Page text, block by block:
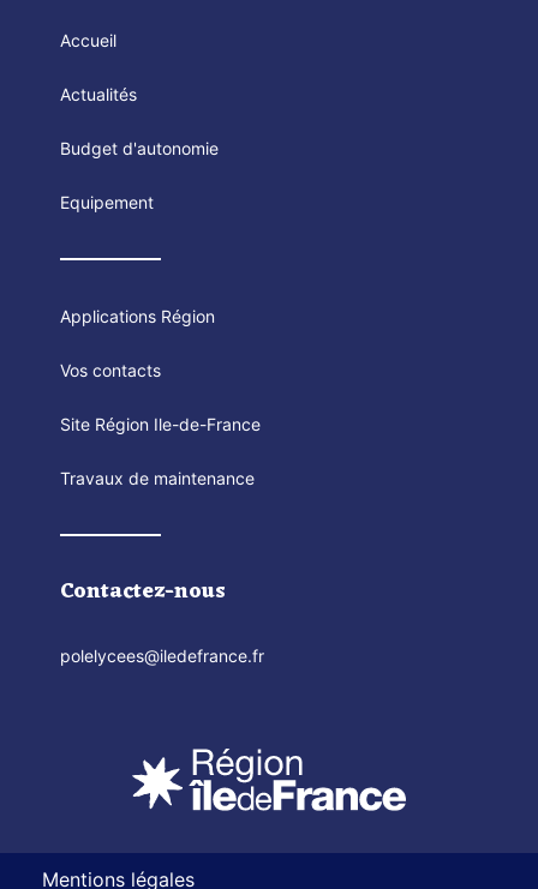
Accueil
Actualités
Budget d'autonomie
Equipement
Applications Région
Vos contacts
Site Région Ile-de-France
Travaux de maintenance
Contactez-nous
polelycees@iledefrance.fr
Mentions légales